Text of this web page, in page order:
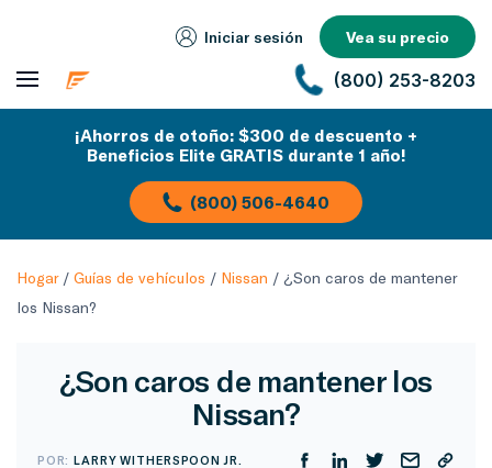
Iniciar sesión Vea su precio
(800) 253-8203
¡Ahorros de otoño: $300 de descuento +
Beneficios Elite GRATIS durante 1 año!
(800) 506-4640
Hogar/ Guías de vehículos / Nissan / ¿Son caros de mantener
los Nissan?
¿Son caros de mantener los
Nissan?
POR:LARRY WITHERSPOON JR.